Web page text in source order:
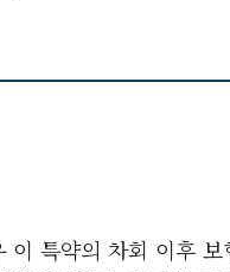
이 특약의 차회 이후